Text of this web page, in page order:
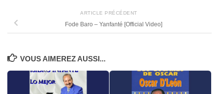
ARTICLE PRÉCÉDENT
Fode Baro – Yanfanté [Official Video]
VOUS AIMEREZ AUSSI...